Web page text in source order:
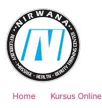
content
Home Kursus Online